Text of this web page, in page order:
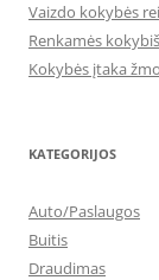
Vaizdo kokybės
Renkamės
Kokybės įtaka
KATEGORIJOS
Auto/Paslaugos
Buitis
Draudimas